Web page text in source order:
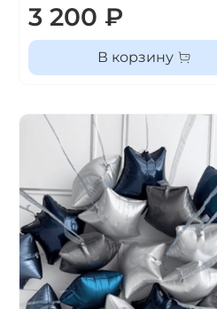
3 200 ₽
В корзину